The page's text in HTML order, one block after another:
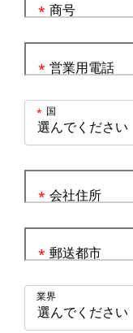
商号
*
営業用電話
*
国
*
会社住所
*
郵送都市
*
業界